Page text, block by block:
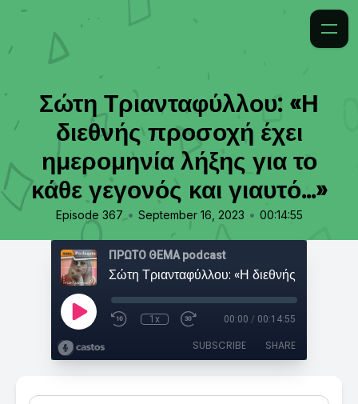
Σώτη Τριανταφύλλου: «Η
διεθνής προσοχή έχει
ημερομηνία λήξης για το
κάθε γεγονός και γιαυτό...»
Episode 367 • September 16, 2023 • 00:14:55
ΠΡΩΤΟ ΘΕΜΑ podcast
1x 00:00 / 00:14:55
SUBSCRIBE SHARE